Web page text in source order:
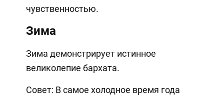
чувственностью.
Зима
Зима демонстрирует истинное
великолепие бархата.
Совет: В самое холодное время года